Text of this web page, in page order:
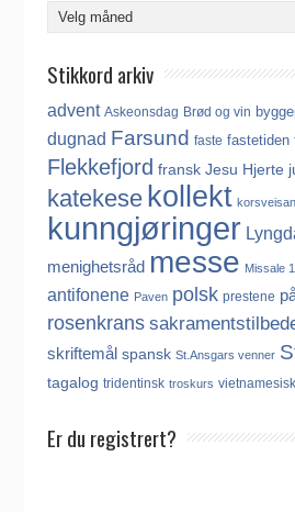
Arkiv
Stikkord arkiv
advent Askeonsdag Brød og vin
dugnad Farsund faste fastetiden
Flekkefjord fransk Jesu Hjerte
katekese kollekt
kunngjøringer
menighetsråd messe Missale
antifonene Paven polsk prestene
rosenkrans
skriftemål spansk St.Ansgars venner
tagalog tridentinsk troskurs vietnamesisk
Er du registrert?